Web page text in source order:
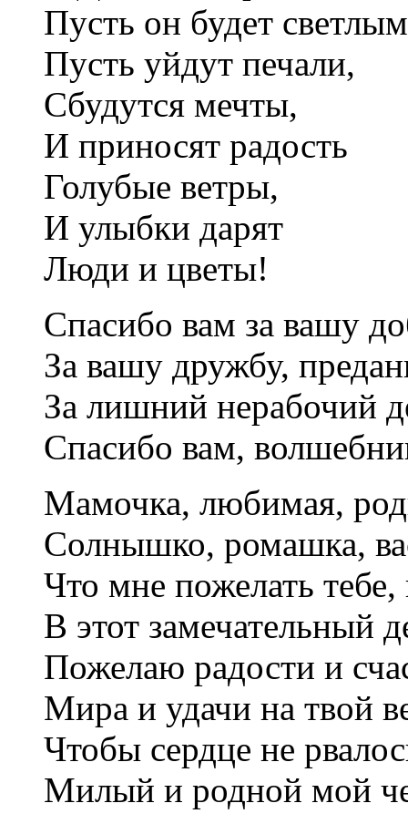
Пусть он будет
Пусть уйдут печали,
Сбудутся мечты,
И приносят радость
Голубые ветры,
И улыбки дарят
Люди и цветы!
Спасибо вам за вашу
За вашу дружбу,
За лишний нерабочий
Спасибо вам,
Мамочка, любимая,
Солнышко, ромашка,
Что мне пожелать
В этот замечательный
Пожелаю радости и
Мира и удачи на твой
Чтобы сердце не
Милый и родной мой